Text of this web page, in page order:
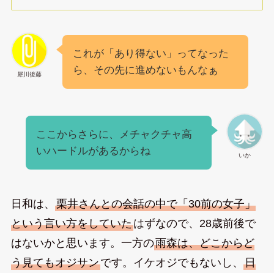
犀川後藤
これが「あり得ない」ってなった
ら、その先に進めないもんなぁ
いか
ここからさらに、メチャクチャ高
いハードルがあるからね
日和は、 栗井さんとの会話の中で「30前の女子」
という言い方をしていたはずなので、28歳前後で
はないかと思います。一方の雨森は、どこからど
う見てもオジサンです。イケオジでもないし、 日